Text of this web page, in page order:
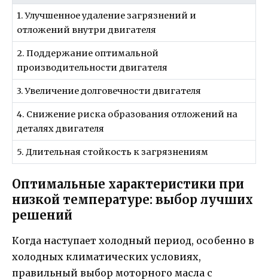
1. Улучшенное удаление загрязнений и
отложений внутри двигателя
2. Поддержание оптимальной
производительности двигателя
3. Увеличение долговечности двигателя
4. Снижение риска образования отложений на
деталях двигателя
5. Длительная стойкость к загрязнениям
Оптимальные характеристики при
низкой температуре: выбор лучших
решений
Когда наступает холодный период, особенно в
холодных климатических условиях,
правильный выбор моторного масла с